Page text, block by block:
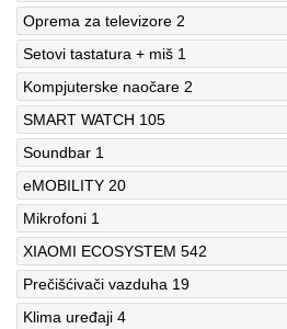
Oprema za televizore 2
Setovi tastatura + miš 1
Kompjuterske naočare 2
SMART WATCH 105
Soundbar 1
eMOBILITY 20
Mikrofoni 1
XIAOMI ECOSYSTEM 542
Prečišćivači vazduha 19
Klima uređaji 4